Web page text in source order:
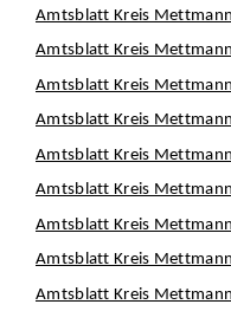
Amtsblatt Kreis
Amtsblatt Kreis
Amtsblatt Kreis
Amtsblatt Kreis
Amtsblatt Kreis
Amtsblatt Kreis
Amtsblatt Kreis
Amtsblatt Kreis
Amtsblatt Kreis